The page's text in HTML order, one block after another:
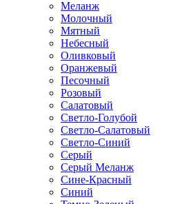
Меланж
Молочный
Мятный
Небесный
Оливковый
Оранжевый
Песочный
Розовый
Салатовый
Светло-Голубой
Светло-Салатовый
Светло-Синий
Серый
Серый Меланж
Сине-Красный
Синий